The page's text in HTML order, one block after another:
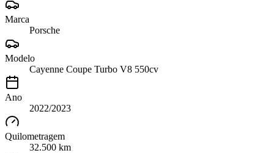
Marca
Porsche
Modelo
Cayenne Coupe Turbo V8 550cv
Ano
2022/2023
Quilometragem
32.500 km